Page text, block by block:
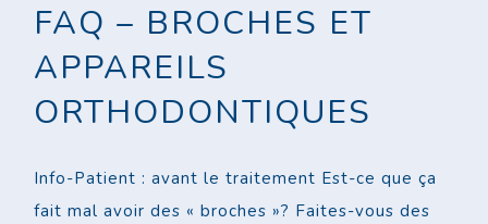
FAQ – BROCHES ET
APPAREILS
ORTHODONTIQUES
Info-Patient : avant le traitement Est-ce que ça
fait mal avoir des « broches »? Faites-vous des